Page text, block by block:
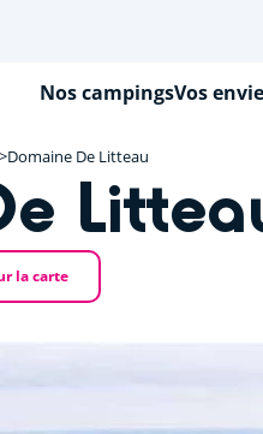
Nos campingsVos
Domaine De Litteau
la carte